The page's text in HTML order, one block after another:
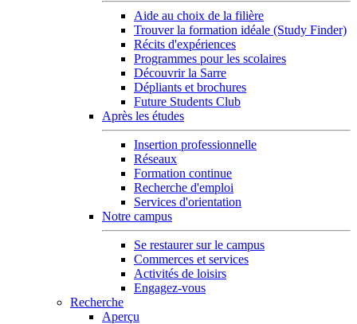
Aide au choix de la filière
Trouver la formation idéale (Study Finder)
Récits d'expériences
Programmes pour les scolaires
Découvrir la Sarre
Dépliants et brochures
Future Students Club
Après les études
Insertion professionnelle
Réseaux
Formation continue
Recherche d'emploi
Services d'orientation
Notre campus
Se restaurer sur le campus
Commerces et services
Activités de loisirs
Engagez-vous
Recherche
Aperçu